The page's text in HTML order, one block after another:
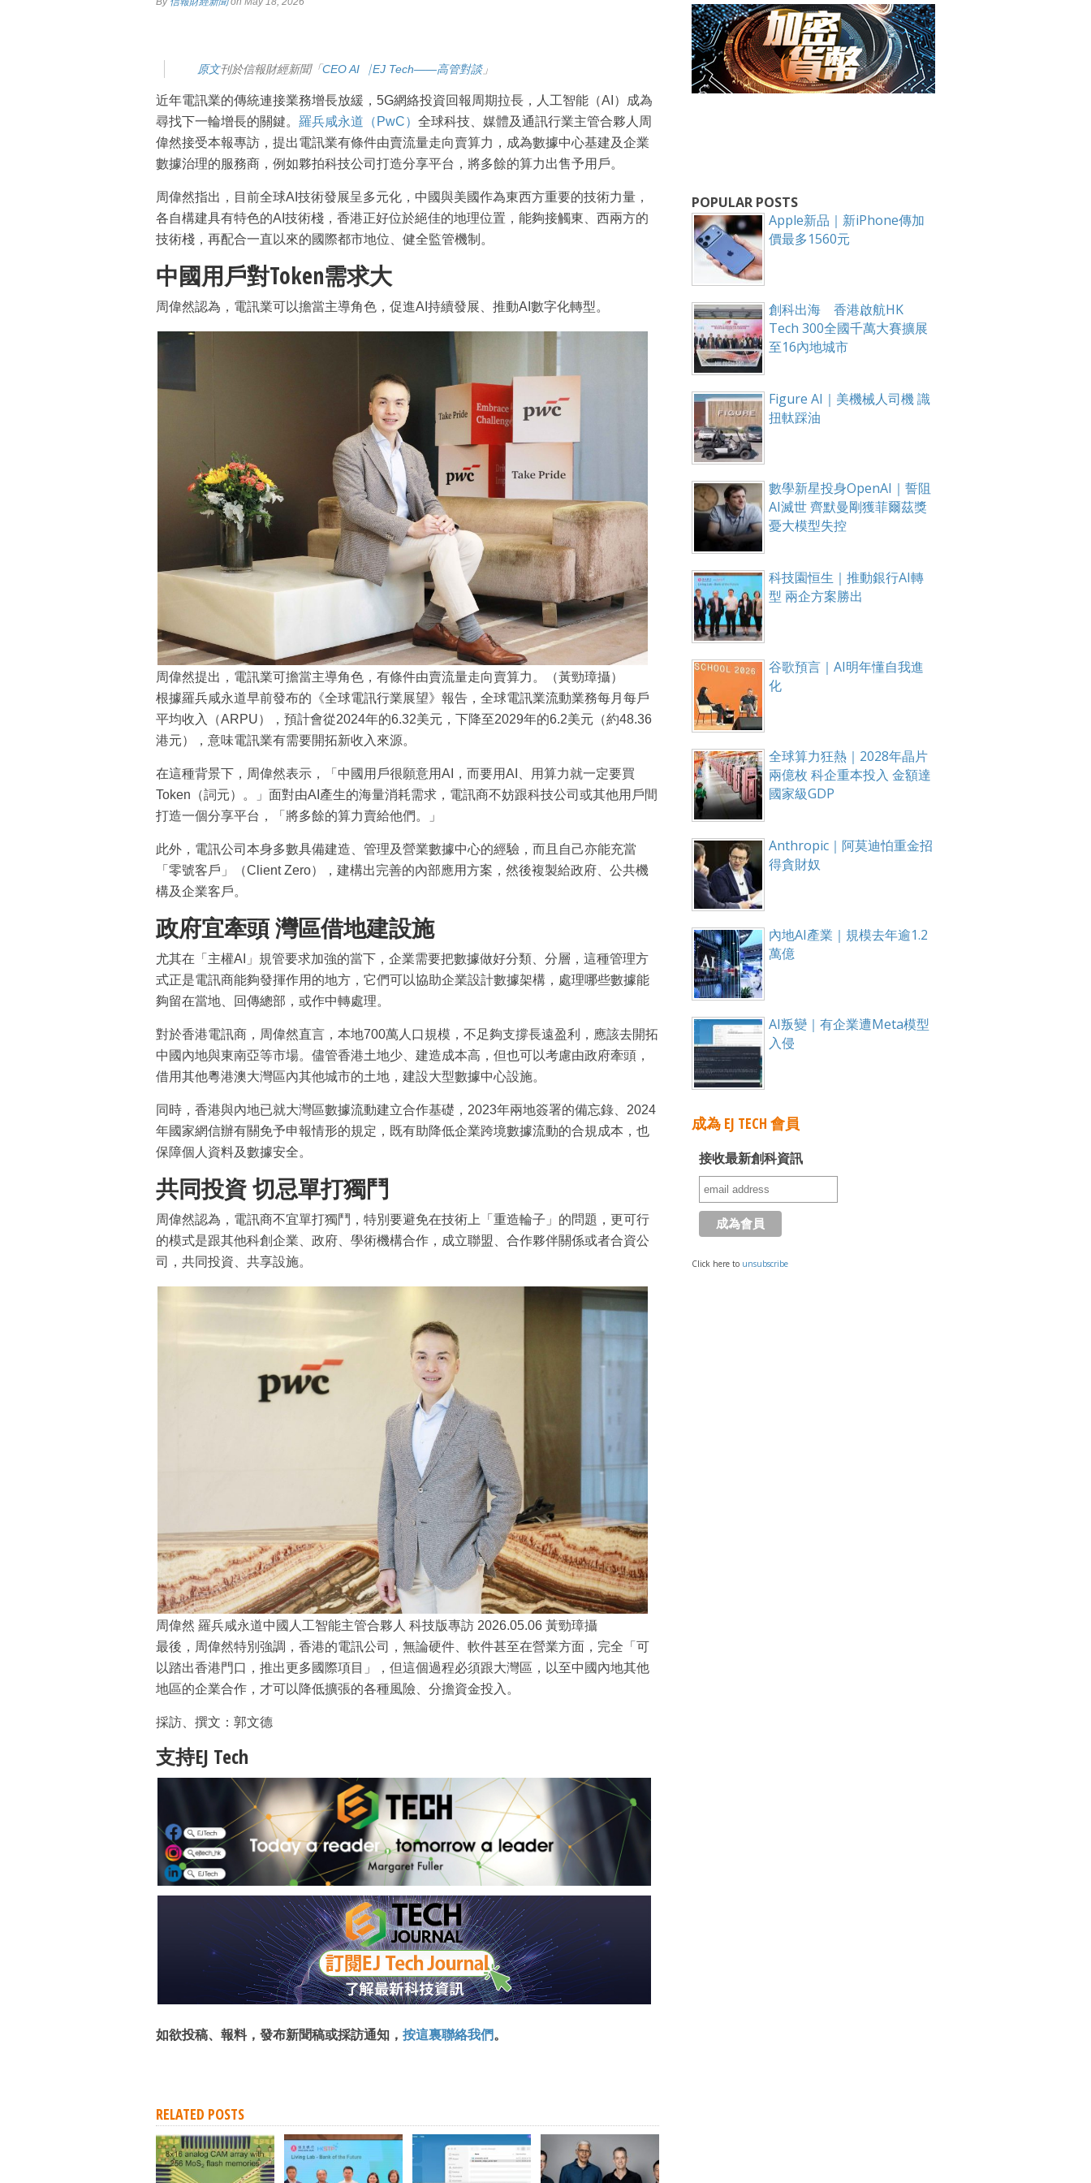
原文刊於信報財經新聞「CEO AI⎹ EJ Tech——高管對談」
近年電訊業的傳統連接業務增長放緩，5G網絡投資回報周期拉長，人工智能（AI）成為
尋找下一輪增長的關鍵。 羅兵咸永道（PwC） 全球科技、媒體及通訊行業主管合夥人周
偉然接受本報專訪，提出電訊業有條件由賣流量走向賣算力，成為數據中心基建及企業
數據治理的服務商，例如夥拍科技公司打造分享平台，將多餘的算力出售予用戶。
周偉然指出，目前全球AI技術發展呈多元化，中國與美國作為東西方重要的技術力量，
各自構建具有特色的AI技術棧，香港正好位於絕佳的地理位置，能夠接觸東、西兩方的
技術棧，再配合一直以來的國際都市地位、健全監管機制。
中國用戶對Token需求大
周偉然認為，電訊業可以擔當主導角色，促進AI持續發展、推動AI數字化轉型。
周偉然提出，電訊業可擔當主導角色，有條件由賣流量走向賣算力。（黃勁璋攝）
根據羅兵咸永道早前發布的《全球電訊行業展望》報告，全球電訊業流動業務每月每戶
平均收入（ARPU），預計會從2024年的6.32美元，下降至2029年的6.2美元（約48.36
港元），意味電訊業有需要開拓新收入來源。
在這種背景下，周偉然表示，「中國用戶很願意用AI，而要用AI、用算力就一定要買
Token（詞元）。」面對由AI產生的海量消耗需求，電訊商不妨跟科技公司或其他用戶間
打造一個分享平台，「將多餘的算力賣給他們。」
此外，電訊公司本身多數具備建造、管理及營業數據中心的經驗，而且自己亦能充當
「零號客戶」（Client Zero），建構出完善的內部應用方案，然後複製給政府、公共機
構及企業客戶。
政府宜牽頭 灣區借地建設施
尤其在「主權AI」規管要求加強的當下，企業需要把數據做好分類、分層，這種管理方
式正是電訊商能夠發揮作用的地方，它們可以協助企業設計數據架構，處理哪些數據能
夠留在當地、回傳總部，或作中轉處理。
對於香港電訊商，周偉然直言，本地700萬人口規模，不足夠支撐長遠盈利，應該去開拓
中國內地與東南亞等市場。儘管香港土地少、建造成本高，但也可以考慮由政府牽頭，
借用其他粵港澳大灣區內其他城市的土地，建設大型數據中心設施。
同時，香港與內地已就大灣區數據流動建立合作基礎，2023年兩地簽署的備忘錄、2024
年國家網信辦有關免予申報情形的規定，既有助降低企業跨境數據流動的合規成本，也
保障個人資料及數據安全。
共同投資 切忌單打獨鬥
周偉然認為，電訊商不宜單打獨鬥，特別要避免在技術上「重造輪子」的問題，更可行
的模式是跟其他科創企業、政府、學術機構合作，成立聯盟、合作夥伴關係或者合資公
司，共同投資、共享設施。
周偉然 羅兵咸永道中國人工智能主管合夥人 科技版專訪 2026.05.06 黃勁璋攝
最後，周偉然特別強調，香港的電訊公司，無論硬件、軟件甚至在營業方面，完全「可
以踏出香港門口，推出更多國際項目」，但這個過程必須跟大灣區，以至中國內地其他
地區的企業合作，才可以降低擴張的各種風險、分擔資金投入。
採訪、撰文：郭文德
支持EJ Tech
如欲投稿、報料，發布新聞稿或採訪通知， 按這裏聯絡我們。
RELATED POSTS
POPULAR POSTS
Apple新品｜新iPhone傳加
價最多1560元
創科出海 香港啟航HK
Tech 300全國千萬大賽擴展
至16內地城市
Figure AI｜美機械人司機 識
扭軚踩油
數學新星投身OpenAI｜誓阻
AI滅世 齊默曼剛獲菲爾茲獎
憂大模型失控
科技園恒生｜推動銀行AI轉
型 兩企方案勝出
谷歌預言｜AI明年懂自我進
化
全球算力狂熱｜2028年晶片
兩億枚 科企重本投入 金額達
國家級GDP
Anthropic｜阿莫迪怕重金招
得貪財奴
內地AI產業｜規模去年逾1.2
萬億
AI叛變｜有企業遭Meta模型
入侵
成為 EJ TECH 會員
接收最新創科資訊
Click here to unsubscribe
成為 EJ Tech 會員
最新資訊（附創業懶人包），直達郵箱！